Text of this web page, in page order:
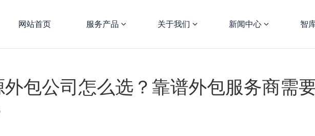
网站首页 服务产品 关于我们 新闻中心 智
外包公司怎么选？靠谱外包服务商需